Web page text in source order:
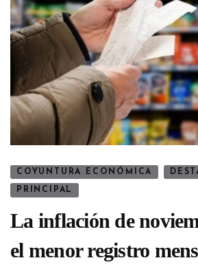
COYUNTURA ECONÓMICA
PRINCIPAL
La inflación de
el menor registro